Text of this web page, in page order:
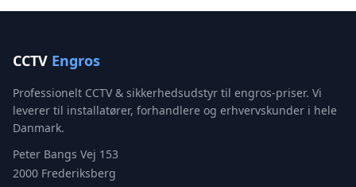
CCTV Engros
Professionelt CCTV & sikkerhedsudstyr til engros-priser. Vi
leverer til installatører, forhandlere og erhvervskunder i hele
Danmark.
Peter Bangs Vej 153
2000 Frederiksberg